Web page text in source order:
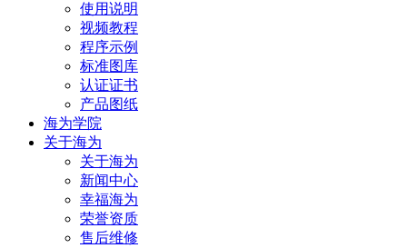
使用说明
视频教程
程序示例
标准图库
认证证书
产品图纸
海为学院
关于海为
关于海为
新闻中心
幸福海为
荣誉资质
售后维修